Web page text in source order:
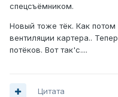
спецсъёмником.
Новый тоже тёк. Как
вентиляции картера..
потёков. Вот так'с....
Цитата